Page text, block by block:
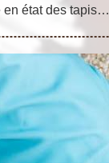
en état des tapis…